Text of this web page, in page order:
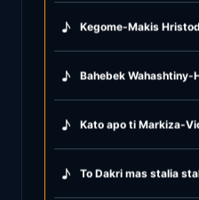
♪ Kegome-Makis
♪ Bahebek Wahashtiny-
♪ Kato apo ti Markiza-
♪ To Dakri mas stalia